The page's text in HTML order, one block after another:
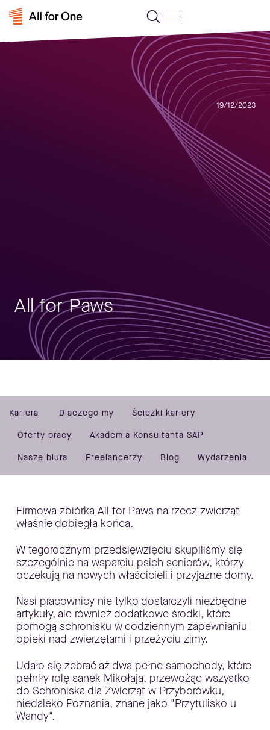
19/12/2023
All for Paws
Kariera Dlaczego my
Ścieżki kariery
Oferty pracy
Akademia Konsultanta SAP
Nasze biura
Freelancerzy Blog Wydarzenia
Firmowa zbiórka All for Paws na rzecz zwierząt
właśnie dobiegła końca.
W tegorocznym przedsięwzięciu skupiliśmy się
szczególnie na wsparciu psich seniorów, którzy
oczekują na nowych właścicieli i przyjazne domy.
Nasi pracownicy nie tylko dostarczyli niezbędne
artykuły, ale również dodatkowe środki, które
pomogą schronisku w codziennym zapewnianiu
opieki nad zwierzętami i przeżyciu zimy.
Udało się zebrać aż dwa pełne samochody, które
pełniły rolę sanek Mikołaja, przewożąc wszystko
do Schroniska dla Zwierząt w Przyborówku,
niedaleko Poznania, znane jako "Przytulisko u
Wandy".